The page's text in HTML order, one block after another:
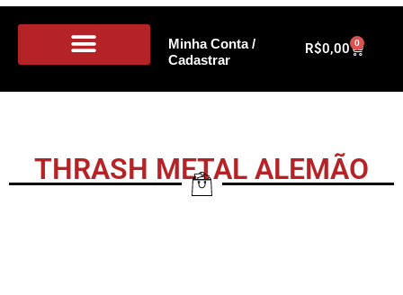
Minha Conta /
Cadastrar
R$0,00 0
THRASH METAL ALEMÃO